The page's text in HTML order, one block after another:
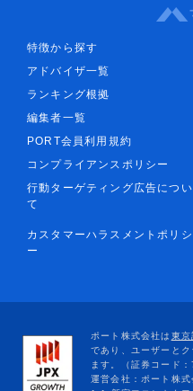
特徴から探す
アドバイザ一覧
ランキング根拠
編集者一覧
PORT会員利用規約
コンプライアンスポリシー
行動ターゲティング広告につい
て
カスタマーハラスメントポリシ
ー